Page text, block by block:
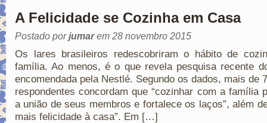
A Felicidade se Cozinha em Casa
Postado porjumarem 28 novembro 2015
Os lares brasileiros redescobriram o hábito de
família. Ao menos, é o que revela pesquisa recente
encomendada pela Nestlé. Segundo os dados, mais de
respondentes concordam que “cozinhar com a família
a união de seus membros e fortalece os laços”, além
mais felicidade à casa”. Em […]